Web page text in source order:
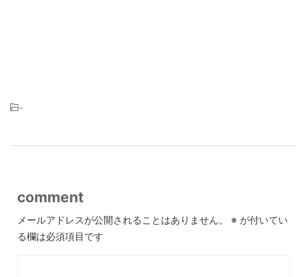
-
comment
メールアドレスが公開されることはありません。 ※ が付いてい
る欄は必須項目です